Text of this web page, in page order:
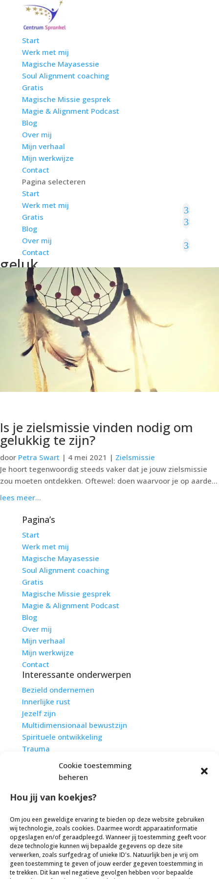
Cookie toestemming
beheren
Hou jij van koekjes?
Om jou een geweldige ervaring te bieden op deze website gebruiken
wij technologie, zoals cookies. Daarmee wordt apparaatinformatie
opgeslagen en/of geraadpleegd. Wanneer jij toestemming geeft voor
deze technologie kunnen wij bepaalde gegevens op deze site
verwerken, zoals surfgedrag of unieke ID's. Natuurlijk ben je vrij om
geen toestemming te geven of jouw eerder gegeven toestemming in
te trekken. Dit kan wel negatieve gevolgen hebben voor bepaalde
Start
Werk met mij
Magische Mayasessie
Soul Alignment coaching
Gratis
Magische Missie gesprek
Magie & Alignment Podcast
Blog
Over mij
Mijn verhaal
Mijn werkwijze
Contact
Pagina selecteren
Start
Werk met mij
Gratis
Blog
Over mij
Contact
geluk
Is je zielsmissie vinden nodig om
gelukkig te zijn?
door Petra Swart | 4 mei 2021 | Zielsmissie
Je hoort tegenwoordig steeds vaker dat je jouw zielsmissie
zou moeten ontdekken. Oftewel: doen waarvoor je op aarde...
lees meer...
Pagina’s
Start
Werk met mij
Magische Mayasessie
Soul Alignment coaching
Gratis
Magische Missie gesprek
Magie & Alignment Podcast
Blog
Over mij
Mijn verhaal
Mijn werkwijze
Contact
Interessante onderwerpen
Bezield ondernemen
Innerlijke rust
Jezelf zijn
Multidimensionaal bewustzijn
Spirituele ontwikkeling
Trauma
Zieletalenten
Bedrijfsgegevens:
Elst (Gelderland)
info@centrumsprankel.nl
KvK-nummer: 69236259
Algemene voorwaarden
Disclaimer